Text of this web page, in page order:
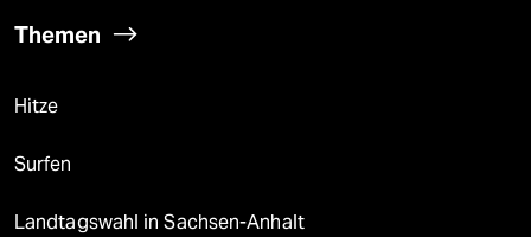
Themen
Hitze
Surfen
Landtagswahl in Sachsen-Anhalt